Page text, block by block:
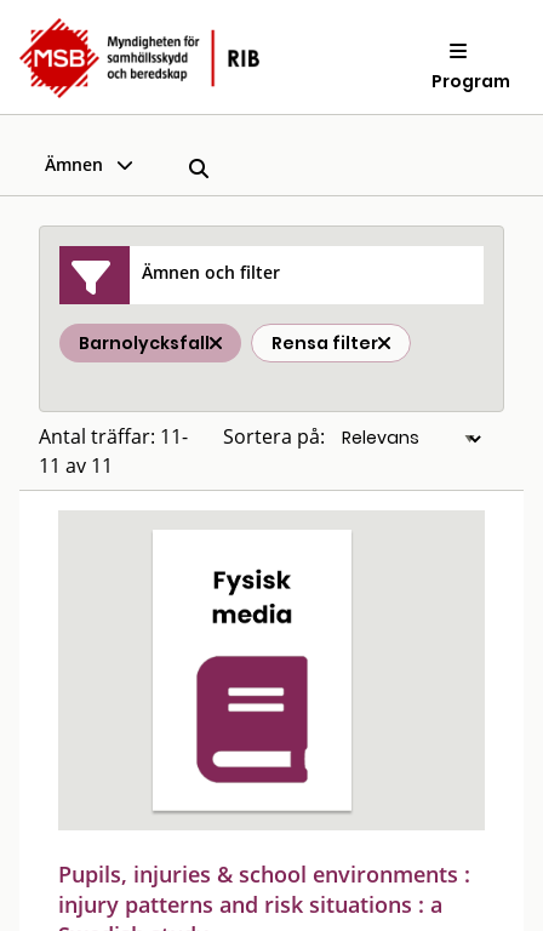
Program
Ämnen
Ämnen och filter
Barnolycksfall Rensa filter
Antal träffar: 11-
11 av 11
Sortera på:
Pupils, injuries & school environments :
injury patterns and risk situations : a